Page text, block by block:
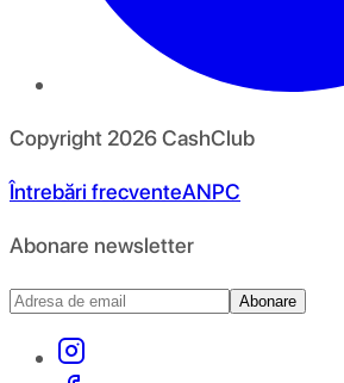
Copyright 2026CashClub
Întrebări frecventeANPC
Abonare newsletter
Abonare